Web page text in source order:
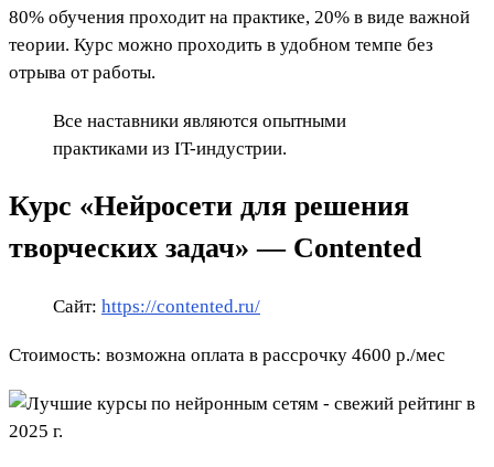
80% обучения проходит на практике, 20% в виде важной
теории. Курс можно проходить в удобном темпе без
отрыва от работы.
Все наставники являются опытными
практиками из IT-индустрии.
Курс «Нейросети для решения
творческих задач» — Contented
Сайт: https://contented.ru/
Стоимость: возможна оплата в рассрочку 4600 р./мес